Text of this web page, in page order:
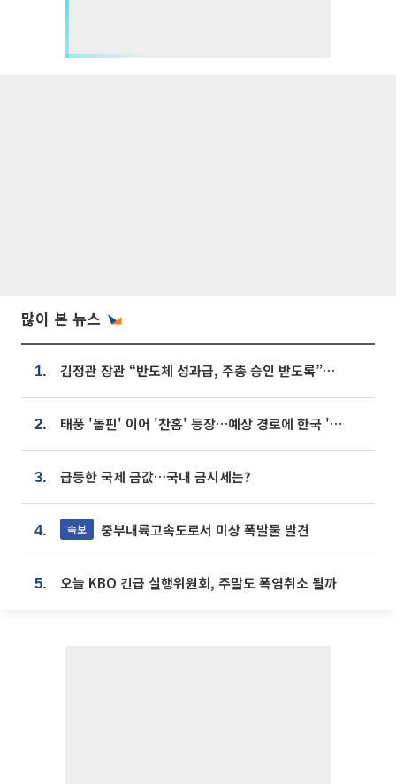
많이 본 뉴스
1. 김정관 장관 “반도체 성과급, 주총 승인 받도록”…상법·자본시장법 개정 시사
2. 태풍 '돌핀' 이어 '찬홈' 등장…예상 경로에 한국 '한숨'
3. 급등한 국제 금값…국내 금시세는?
4. 속보 중부내륙고속도로서 미상 폭발물 발견
5. 오늘 KBO 긴급 실행위원회, 주말도 폭염취소 될까